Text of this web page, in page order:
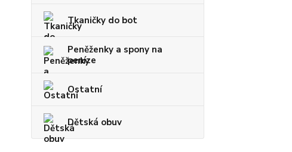
Tkaničky do bot
Peněženky a spony na
peníze
Ostatní
Dětská obuv